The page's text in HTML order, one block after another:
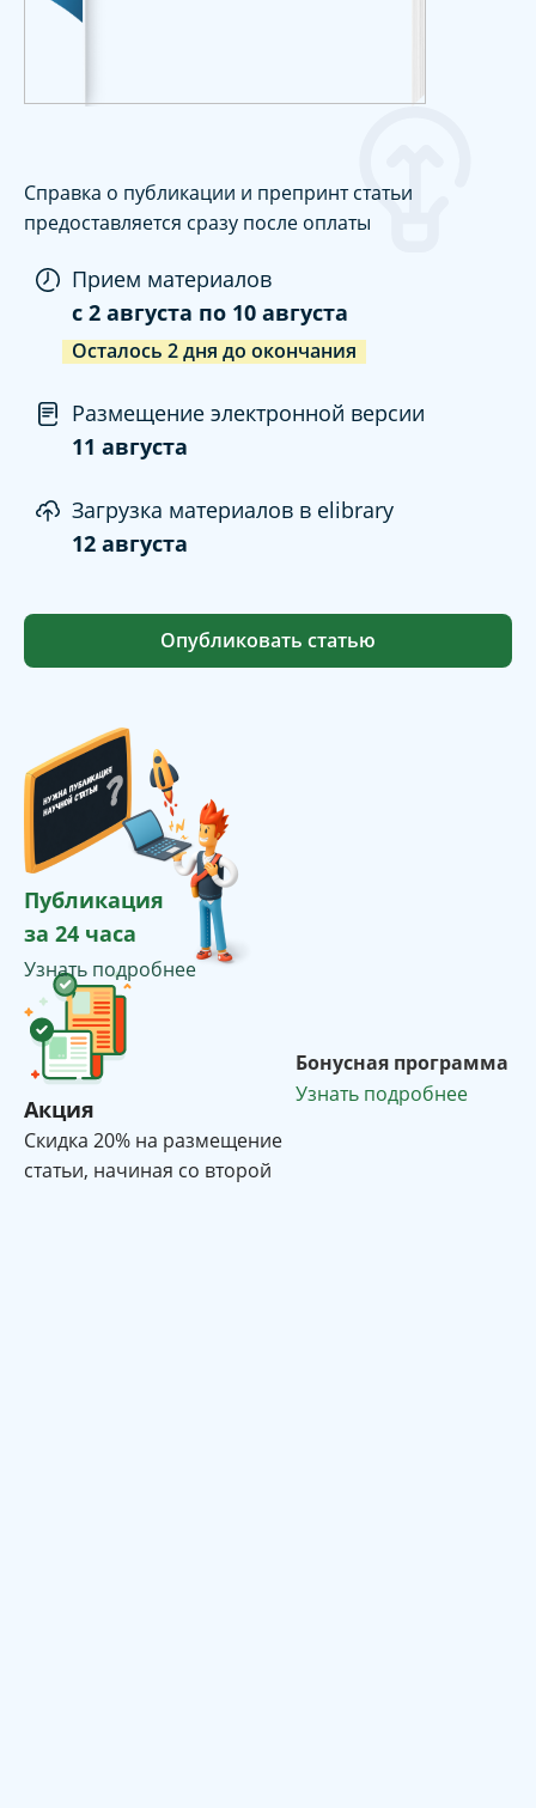
Справка о публикации и препринт статьи
предоставляется сразу после оплаты
Прием материалов
c 2 августа по 10 августа
Осталось 2дня до окончания
Размещение электронной версии
11 августа
Загрузка материалов в elibrary
12 августа
Опубликовать статью
Публикация
за 24 часа
Узнать подробнее
Акция
Cкидка 20% на размещение
статьи, начиная со второй
Бонусная программа
Узнать подробнее